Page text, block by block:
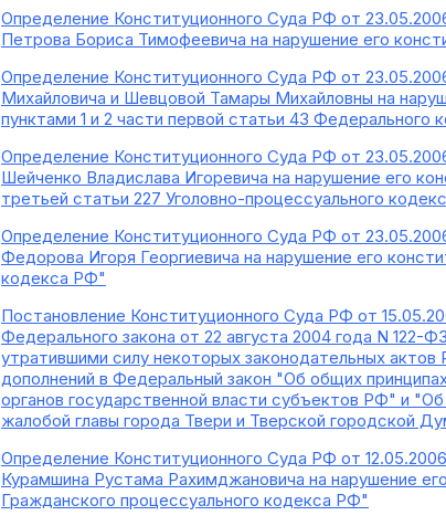
Определение Конституционного Суда РФ от
Петрова Бориса Тимофеевича на нарушение его
Определение Конституционного Суда РФ от
Михайловича и Шевцовой Тамары Михайловны на
пунктами 1 и 2 части первой статьи 43
Определение Конституционного Суда РФ от
Шейченко Владислава Игоревича на нарушение его
третьей статьи 227 Уголовно-процессуального
Определение Конституционного Суда РФ от
Федорова Игоря Георгиевича на нарушение его
кодекса РФ"
Постановление Конституционного Суда РФ от
Федерального закона от 22 августа 2004 года N 122-
утратившими силу некоторых законодательных
дополнений в Федеральный закон "Об общих
органов государственной власти субъектов РФ" и
жалобой главы города Твери и Тверской городской
Определение Конституционного Суда РФ от
Курамшина Рустама Рахимджановича на нарушение
Гражданского процессуального кодекса РФ"